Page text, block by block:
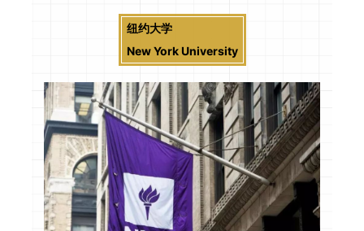
纽约大学
New York University